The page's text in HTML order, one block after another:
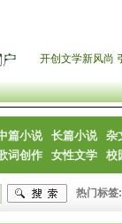
开创文学新风尚
篇小说 长篇小说
杂
词创作 女性文学 校
热门标签: